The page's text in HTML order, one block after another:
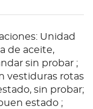
Unidad
de aceite,
sin probar ;
vestiduras rotas
sin probar;
estado ;